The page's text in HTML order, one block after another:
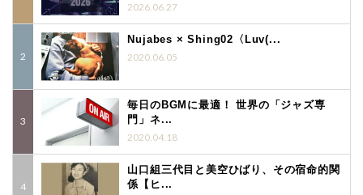
2026.06.27
Nujabes × Shing02〈Luv(...
2020.06.05
毎日のBGMに最適！ 世界の「ジャズ専
門」ネ...
2020.04.18
山口組三代目と美空ひばり、その宿命的関
係【ヒ...